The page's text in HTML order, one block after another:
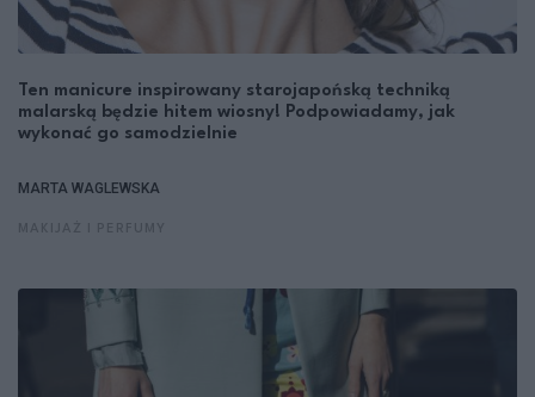
Ten manicure inspirowany starojapońską techniką
malarską będzie hitem wiosny! Podpowiadamy, jak
wykonać go samodzielnie
MARTA WAGLEWSKA